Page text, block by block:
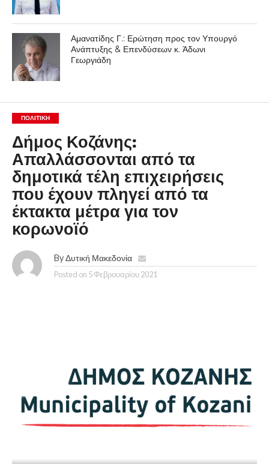
Αμανατίδης Γ.: Ερώτηση προς τον Υπουργό
Ανάπτυξης & Επενδύσεων κ. Άδωνι
Γεωργιάδη
ΠΟΛΙΤΙΚΉ
Δήμος Κοζάνης:
Απαλλάσσονται από τα
δημοτικά τέλη επιχειρήσεις
που έχουν πληγεί από τα
έκτακτα μέτρα για τον
κορωνοϊό
By Δυτική Μακεδονία
Posted on 5 Φεβρουαρίου 2021